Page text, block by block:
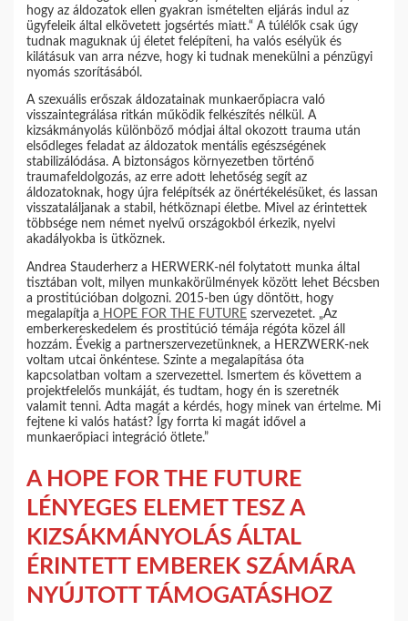
hogy az áldozatok ellen gyakran ismételten eljárás indul az
ügyfeleik által elkövetett jogsértés miatt.“ A túlélők csak úgy
tudnak maguknak új életet felépíteni, ha valós esélyük és
kilátásuk van arra nézve, hogy ki tudnak menekülni a pénzügyi
nyomás szorításából.
A szexuális erőszak áldozatainak munkaerőpiacra való
visszaintegrálása ritkán működik felkészítés nélkül. A
kizsákmányolás különböző módjai által okozott trauma után
elsődleges feladat az áldozatok mentális egészségének
stabilizálódása. A biztonságos környezetben történő
traumafeldolgozás, az erre adott lehetőség segít az
áldozatoknak, hogy újra felépítsék az önértékelésüket, és lassan
visszataláljanak a stabil, hétköznapi életbe. Mivel az érintettek
többsége nem német nyelvű országokból érkezik, nyelvi
akadályokba is ütköznek.
Andrea Stauderherz a HERWERK-nél folytatott munka által
tisztában volt, milyen munkakörülmények között lehet Bécsben
a prostitúcióban dolgozni. 2015-ben úgy döntött, hogy
megalapítja a HOPE FOR THE FUTURE szervezetet. „Az
emberkereskedelem és prostitúció témája régóta közel áll
hozzám. Évekig a partnerszervezetünknek, a HERZWERK-nek
voltam utcai önkéntese. Szinte a megalapítása óta
kapcsolatban voltam a szervezettel. Ismertem és követtem a
projektfelelős munkáját, és tudtam, hogy én is szeretnék
valamit tenni. Adta magát a kérdés, hogy minek van értelme. Mi
fejtene ki valós hatást? Így forrta ki magát idővel a
munkaerőpiaci integráció ötlete.”
A HOPE FOR THE FUTURE
LÉNYEGES ELEMET TESZ A
KIZSÁKMÁNYOLÁS ÁLTAL
ÉRINTETT EMBEREK SZÁMÁRA
NYÚJTOTT TÁMOGATÁSHOZ